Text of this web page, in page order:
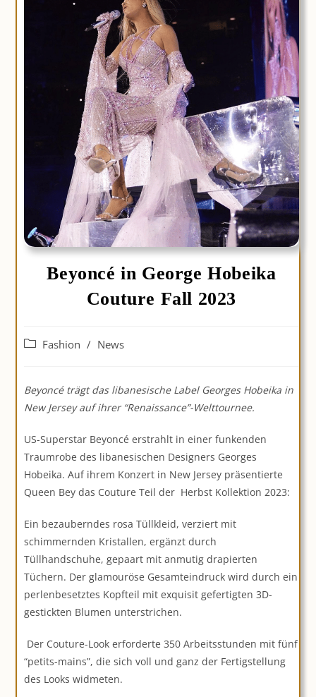
Beyoncé in George Hobeika
Couture Fall 2023
Beitrags-
Fashion / News
Beyoncé trägt das libanesische Label Georges Hobeika in
New Jersey auf ihrer “Renaissance”-Welttournee.
US-Superstar Beyoncé erstrahlt in einer funkenden
Traumrobe des libanesischen Designers Georges
Hobeika. Auf ihrem Konzert in New Jersey präsentierte
Queen Bey das Couture Teil der Herbst Kollektion 2023:
Ein bezauberndes rosa Tüllkleid, verziert mit
schimmernden Kristallen, ergänzt durch
Tüllhandschuhe, gepaart mit anmutig drapierten
Tüchern. Der glamouröse Gesamteindruck wird durch ein
perlenbesetztes Kopfteil mit exquisit gefertigten 3D-
gestickten Blumen unterstrichen.
Der Couture-Look erforderte 350 Arbeitsstunden mit fünf
“petits-mains”, die sich voll und ganz der Fertigstellung
des Looks widmeten.